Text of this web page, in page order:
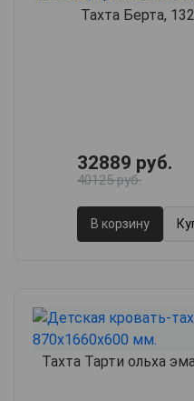
Тахта Берта,
32889 руб.
40125 руб.
В корзину
Тахта Тарти ольха